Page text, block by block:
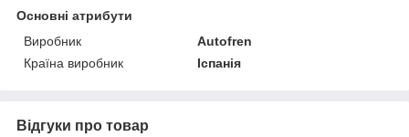
Основні атрибути
Виробник
Autofren
Країна виробник
Іспанія
Відгуки про товар